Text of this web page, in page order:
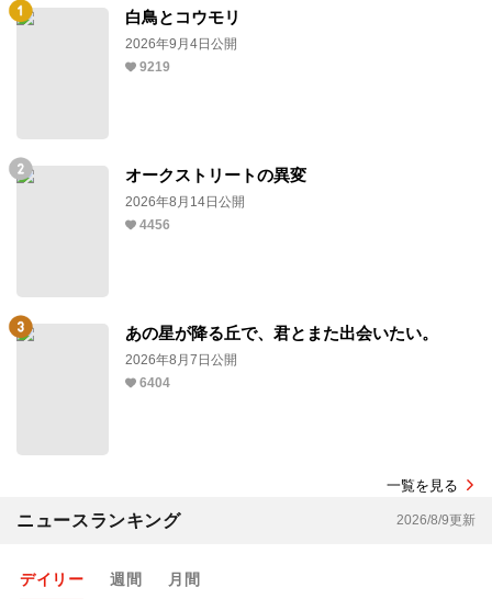
白鳥とコウモリ
2026年9月4日公開
9219
オークストリートの異変
2026年8月14日公開
4456
あの星が降る丘で、君とまた出会いたい。
2026年8月7日公開
6404
一覧を見る
ニュースランキング 2026/8/9更新
デイリー 週間 月間